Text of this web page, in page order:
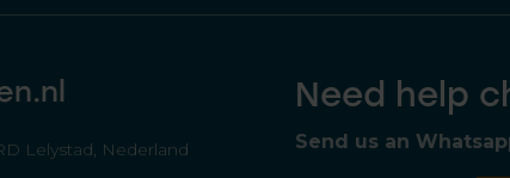
Lelystad, Nederland
Need help
Send us an